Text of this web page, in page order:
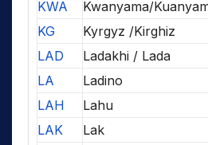
KWA
Kwanyama/
KG
Kyrgyz /Kirghiz
LAD
Ladakhi / Lada
LA
Ladino
LAH
Lahu
LAK
Lak